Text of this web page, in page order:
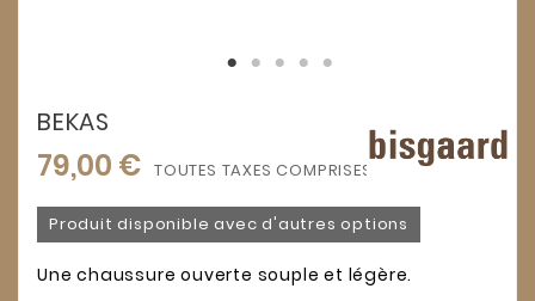
BEKAS
79,00 € TOUTES TAXES COMPRISES
Produit disponible avec d'autres options
Une chaussure ouverte souple et légère.